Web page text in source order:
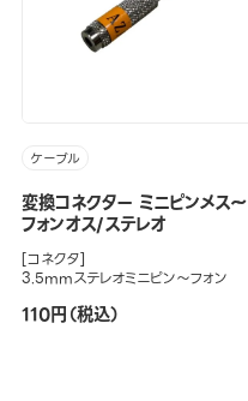
ケーブル
変換コネクター ミニピンメス～
フォンオス/ステレオ
[コネクタ]
3.5mmステレオミニピン～フォン
110円（税込）